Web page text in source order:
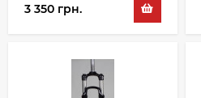
3 350 грн.